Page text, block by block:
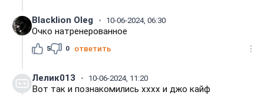
Blacklion Oleg 10-06-2024, 06:30
Очко натренерованное
5 0 ответить
Лелик013 10-06-2024, 11:20
Вот так и познакомились хххх и джо кайф